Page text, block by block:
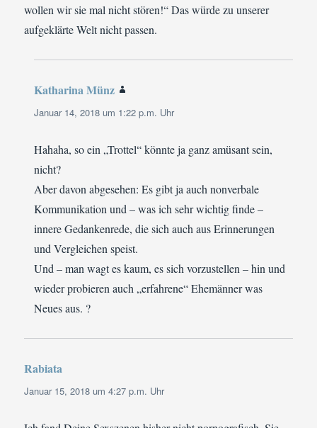
wollen wir sie mal nicht stören!“ Das würde zu unserer
aufgeklärte Welt nicht passen.
Katharina Münz
Januar 14, 2018 um 1:22 p.m. Uhr
Hahaha, so ein „Trottel“ könnte ja ganz amüsant sein,
nicht?
Aber davon abgesehen: Es gibt ja auch nonverbale
Kommunikation und – was ich sehr wichtig finde –
innere Gedankenrede, die sich auch aus Erinnerungen
und Vergleichen speist.
Und – man wagt es kaum, es sich vorzustellen – hin und
wieder probieren auch „erfahrene“ Ehemänner was
Neues aus. ?
Rabiata
Januar 15, 2018 um 4:27 p.m. Uhr